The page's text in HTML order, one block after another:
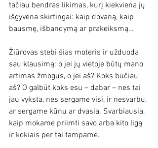
tačiau bendras likimas, kurį kiekviena jų
išgyvena skirtingai: kaip dovaną, kaip
bausmę, išbandymą ar prakeiksmą…
Žiūrovas stebi šias moteris ir užduoda
sau klausimą: o jei jų vietoje būtų mano
artimas žmogus, o jei aš? Koks būčiau
aš? O galbūt koks esu – dabar – nes tai
jau vyksta, nes sergame visi, ir nesvarbu,
ar sergame kūnu ar dvasia. Svarbiausia,
kaip mokame priimti savo arba kito ligą
ir kokiais per tai tampame.